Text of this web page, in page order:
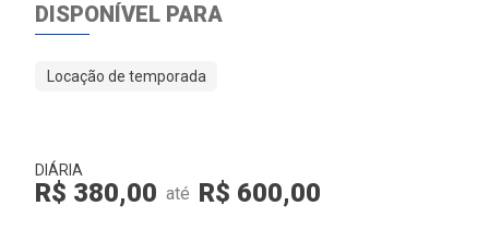
DISPONÍVEL PARA
Locação de temporada
DIÁRIA
R$ 380,00 até R$ 600,00